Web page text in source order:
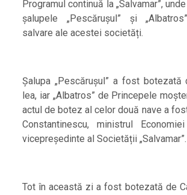
Programul continuă la „Salvamar”,
șalupele „Pescărușul” și
salvare ale acestei societăți.
Șalupa „Pescărușul” a fost
lea, iar „Albatros” de Princepele
actul de botez al celor două nave a
Constantinescu, ministrul
vicepreședinte al Societății „Salvamar”.
Tot în această zi a fost botezată de